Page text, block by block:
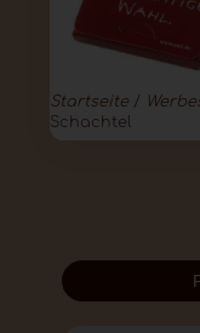
Startseite/
Schachtel